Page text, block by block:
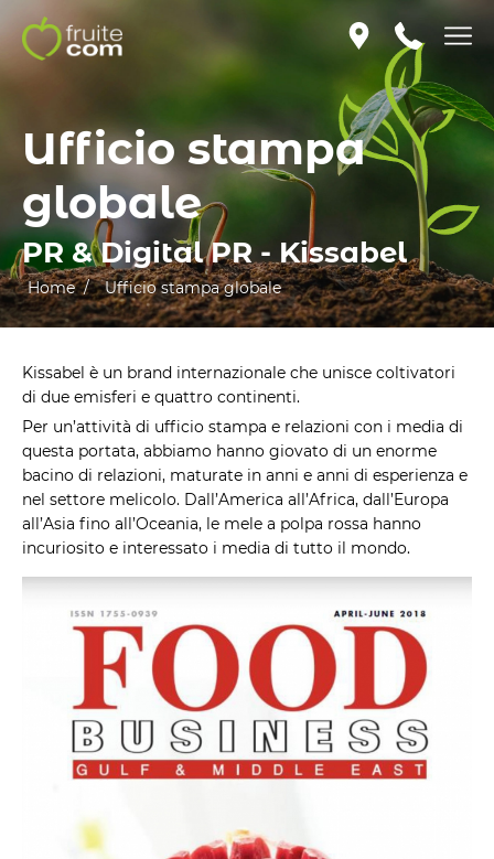
Ufficio stampa
globale
PR & Digital PR -Kissabel
Home / Ufficio stampa globale
Kissabel è un brand internazionale che unisce coltivatori
di due emisferi e quattro continenti.
Per un’attività di ufficio stampa e relazioni con i media di
questa portata, abbiamo hanno giovato di un enorme
bacino di relazioni, maturate in anni e anni di esperienza e
nel settore melicolo. Dall’America all’Africa, dall’Europa
all’Asia fino all’Oceania, le mele a polpa rossa hanno
incuriosito e interessato i media di tutto il mondo.